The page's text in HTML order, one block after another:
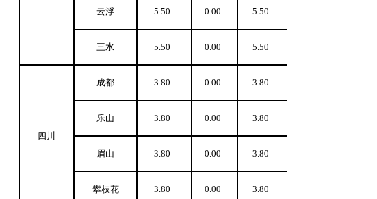
云浮 5.50 0.00 5.50
三水 5.50 0.00 5.50
四川
成都 3.80 0.00 3.80
乐山 3.80 0.00 3.80
眉山 3.80 0.00 3.80
攀枝花 3.80 0.00 3.80